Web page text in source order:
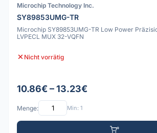
Microchip Technology Inc.
SY89853UMG-TR
Microchip SY89853UMG-TR Low Power
LVPECL MUX 32-VQFN
Nicht vorrätig
10.86€ – 13.23€
Menge: Min: 1